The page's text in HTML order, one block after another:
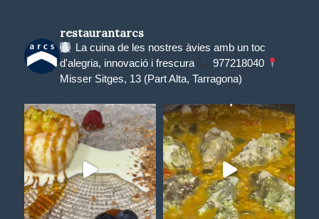
restaurantarcs
La cuina de les nostres àvies amb un toc
d'alegria, innovació i frescura
977218040
Misser Sitges, 13 (Part Alta, Tarragona)